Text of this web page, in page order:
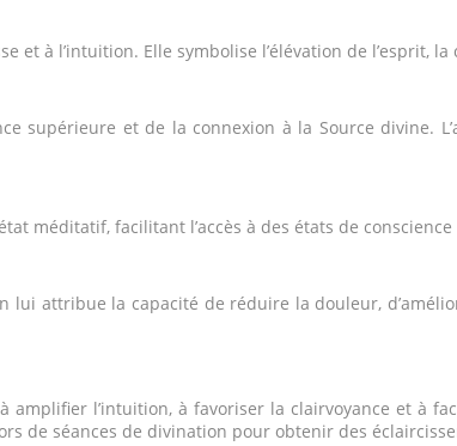
à l’intuition. Elle symbolise l’élévation de l’esprit,
supérieure et de la connexion à la Source divine.
méditatif, facilitant l’accès à des états de
lui attribue la capacité de réduire la douleur,
amplifier l’intuition, à favoriser la clairvoyance et
de séances de divination pour obtenir des